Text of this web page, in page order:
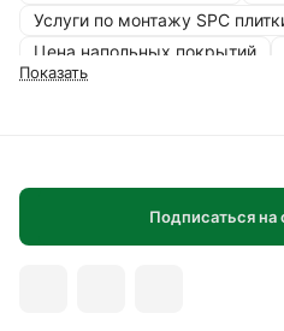
Услуги по монтажу SPC
Цена напольных покрытий
Ламинат для складов
Ламинат широкий формат
Показать
Подписаться на